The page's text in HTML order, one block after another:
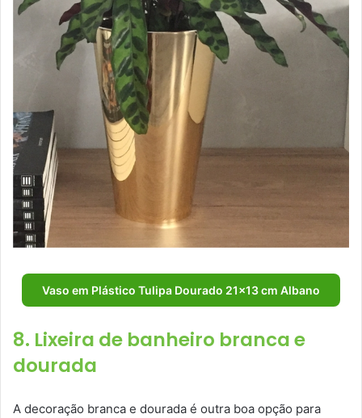
Vaso em Plástico Tulipa Dourado 21×13 cm Albano
8. Lixeira de banheiro branca e
dourada
A decoração branca e dourada é outra boa opção para